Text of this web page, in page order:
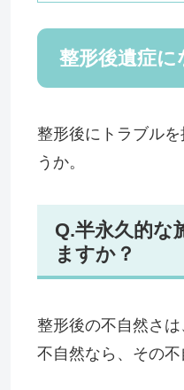
整形後遺症
整形後にトラブル
うか。
Q.半永久的な
ますか？
整形後の不自然さ
不自然なら、その不